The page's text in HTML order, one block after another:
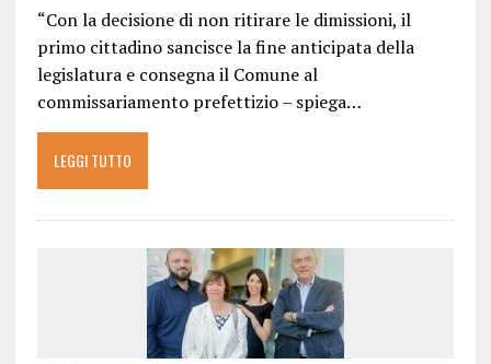
“Con la decisione di non ritirare le dimissioni, il
primo cittadino sancisce la fine anticipata della
legislatura e consegna il Comune al
commissariamento prefettizio – spiega…
LEGGI TUTTO